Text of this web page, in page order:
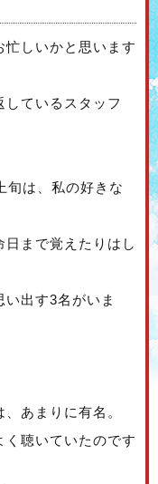
忙しいかと思います
ているスタッフ
旬は、私の好きな
まで覚えたりはし
出す3名がいま
あまりに有名。
聴いていたのです